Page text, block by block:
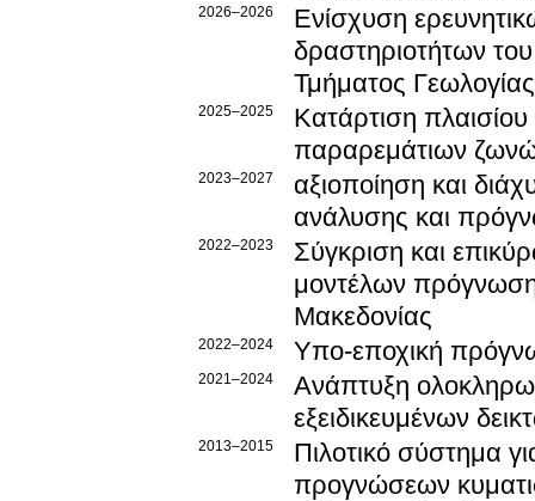
2026–2026
Ενίσχυση
δραστηριοτήτων
Τμήματος Γεωλογίας
2025–2025
Κατάρτιση
παραρεμάτιων
2023–2027
αξιοποίηση και
ανάλυσης και
2022–2023
Σύγκριση και
μοντέλων
Μακεδονίας
2022–2024 Υπο-εποχική
2021–2024
Ανάπτυξη
εξειδικευμένων
2013–2015
Πιλοτικό σύστημα
προγνώσεων